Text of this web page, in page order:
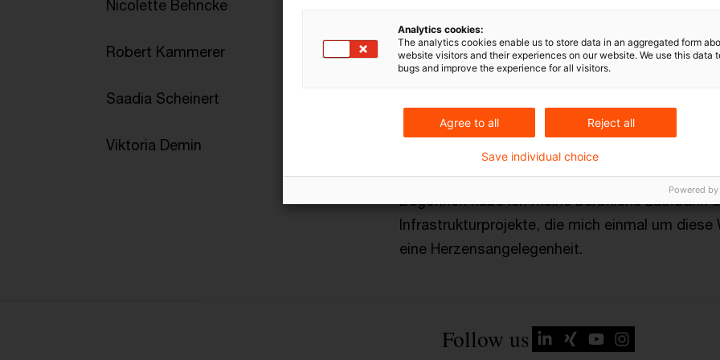
Nicolette Behncke
Robert Kammerer
Saadia Scheinert
Viktoria Demin
Im Bereich Agriculture Services beschäftige
regenerativen Landwirtschaft, wo neben
Agri-PV und CO2-Speicherung in Böden eine
Vor meiner Zeit bei PwC Deutschland war ich
von erneuerbaren Energien, wie Deutschlands
diverser Großraumstudien zur Speicherung
Begonnen habe ich meine berufliche Laufbahn
Infrastrukturprojekte, die mich einmal um
eine Herzensangelegenheit.
Follow us
Analytics cookies:
The analytics cookies enable us to store data in an aggregated form
website visitors and their experiences on our website. We use this data
bugs and improve the experience for all visitors.
Agree to all Reject all
Save individual choice
Powered by